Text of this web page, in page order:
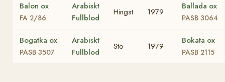
Balon ox
FA 2/86
Arabiskt
Fullblod
Hingst 1979
Ballada ox
PASB 3064
Bogatka ox
PASB 3507
Arabiskt
Fullblod
Sto 1979
Bokata ox
PASB 2115